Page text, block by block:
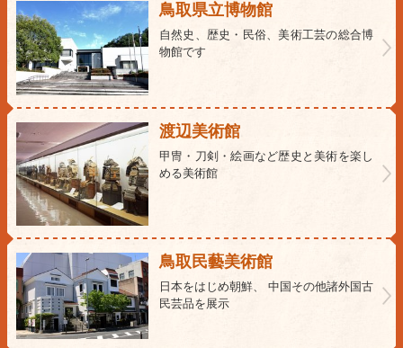
鳥取県立博物館
自然史、歴史・民俗、美術工芸の総合博
物館です
渡辺美術館
甲冑・刀剣・絵画など歴史と美術を楽し
める美術館
鳥取民藝美術館
日本をはじめ朝鮮、 中国その他諸外国古
民芸品を展示